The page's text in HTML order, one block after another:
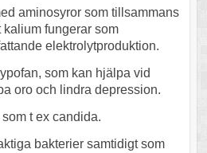
aminosyror som tillsammans
fungerar som
elektrolytproduktion.
som kan hjälpa vid
oro och lindra depression.
t ex candida.
bakterier samtidigt som